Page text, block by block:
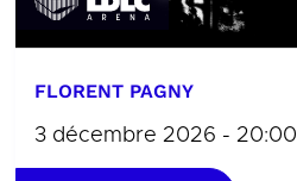
FLORENT PAGNY
3 décembre 2026 - 20:00